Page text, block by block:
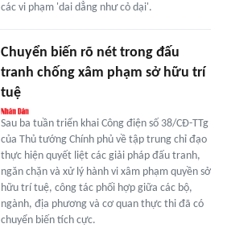
các vi phạm 'dai dẳng như cỏ dại'.
Chuyển biến rõ nét trong đấu
tranh chống xâm phạm sở hữu trí
tuệ
Sau ba tuần triển khai Công điện số 38/CĐ-TTg
của Thủ tướng Chính phủ về tập trung chỉ đạo
thực hiện quyết liệt các giải pháp đấu tranh,
ngăn chặn và xử lý hành vi xâm phạm quyền sở
hữu trí tuệ, công tác phối hợp giữa các bộ,
ngành, địa phương và cơ quan thực thi đã có
chuyển biến tích cực.